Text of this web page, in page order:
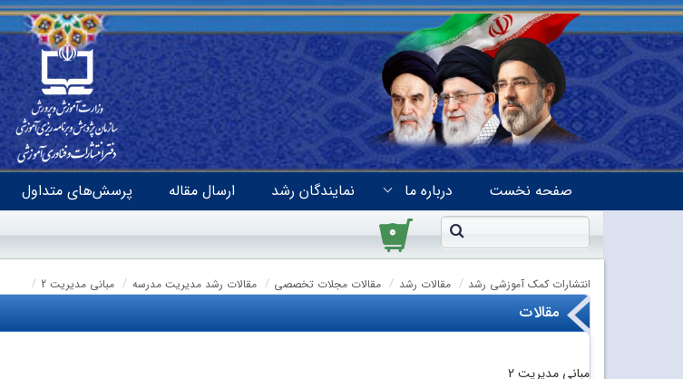
صفحه نخست درباره ما نمایندگان رشد ارسال مقاله پرسش‌های متداول
۰
انتشارات کمک آموزشی رشد مقالات رشد مقالات مجلات تخصصی مقالات رشد مدیریت مدرسه مبانی مدیریت 2
مقالات
مبانی مدیریت 2